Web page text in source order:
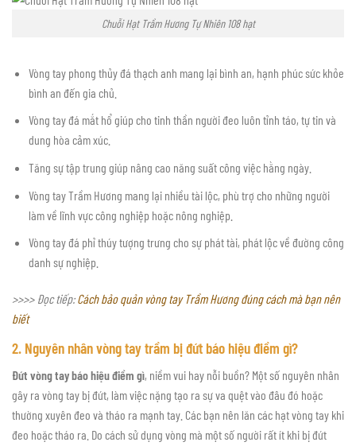
Chuỗi Hạt Trầm Hương Tự Nhiên 108 hạt
Vòng tay phong thủy đá thạch anh mang lại bình an, hạnh phúc sức khỏe
bình an đến gia chủ.
Vòng tay đá mắt hổ giúp cho tinh thần người đeo luôn tỉnh táo, tự tin và
dung hòa cảm xúc.
Tăng sự tập trung giúp nâng cao năng suất công việc hằng ngày.
Vòng tay Trầm Hương mang lại nhiều tài lộc, phù trợ cho những người
làm về lĩnh vực công nghiệp hoặc nông nghiệp.
Vòng tay đá phỉ thúy tượng trưng cho sự phát tài, phát lộc về đường công
danh sự nghiệp.
>>>> Đọc tiếp:Cách bảo quản vòng tay Trầm Hương đúng cách mà bạn nên
biết
2. Nguyên nhân vòng tay trầm bị đứt báo hiệu điềm gì?
Đứt vòng tay báo hiệu điềm gì, niềm vui hay nỗi buồn? Một số nguyên nhân
gây ra vòng tay bị đứt, làm việc nặng tạo ra sự va quệt vào đâu đó hoặc
thường xuyên đeo và tháo ra mạnh tay. Các bạn nên lăn các hạt vòng tay khi
đeo hoặc tháo ra. Do cách sử dụng vòng mà một số người rất ít khi bị đứt